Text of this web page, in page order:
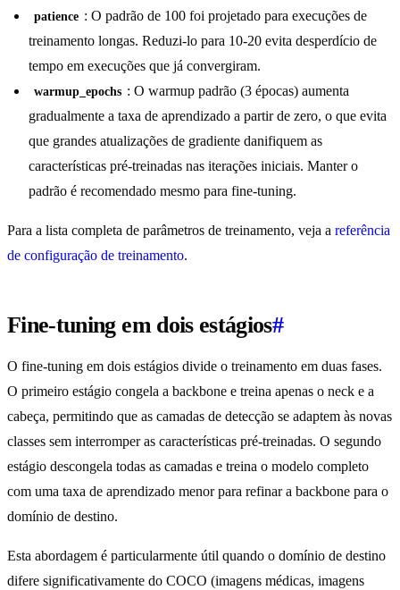
patience : O padrão de 100 foi projetado para execuções de
treinamento longas. Reduzi-lo para 10-20 evita desperdício de
tempo em execuções que já convergiram.
warmup_epochs : O warmup padrão (3 épocas) aumenta
gradualmente a taxa de aprendizado a partir de zero, o que evita
que grandes atualizações de gradiente danifiquem as
características pré-treinadas nas iterações iniciais. Manter o
padrão é recomendado mesmo para fine-tuning.
Para a lista completa de parâmetros de treinamento, veja a referência
de configuração de treinamento.
Fine-tuning em dois estágios#
O fine-tuning em dois estágios divide o treinamento em duas fases.
O primeiro estágio congela a backbone e treina apenas o neck e a
cabeça, permitindo que as camadas de detecção se adaptem às novas
classes sem interromper as características pré-treinadas. O segundo
estágio descongela todas as camadas e treina o modelo completo
com uma taxa de aprendizado menor para refinar a backbone para o
domínio de destino.
Esta abordagem é particularmente útil quando o domínio de destino
difere significativamente do COCO (imagens médicas, imagens